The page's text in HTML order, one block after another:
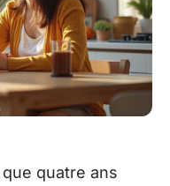
quatre ans